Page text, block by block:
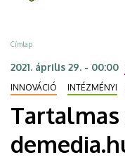
DEBRECENI
EGYETEM
Morzsa
Címlap
2021. április 29. - 00:00
INNOVÁCIÓ
INTÉZMÉNYI
Tartalmas